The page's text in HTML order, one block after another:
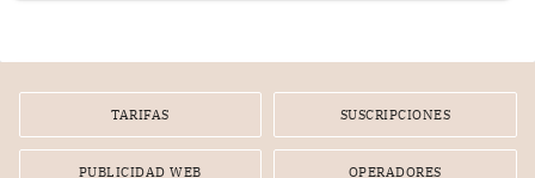
TARIFAS SUSCRIPCIONES
PUBLICIDAD WEB OPERADORES